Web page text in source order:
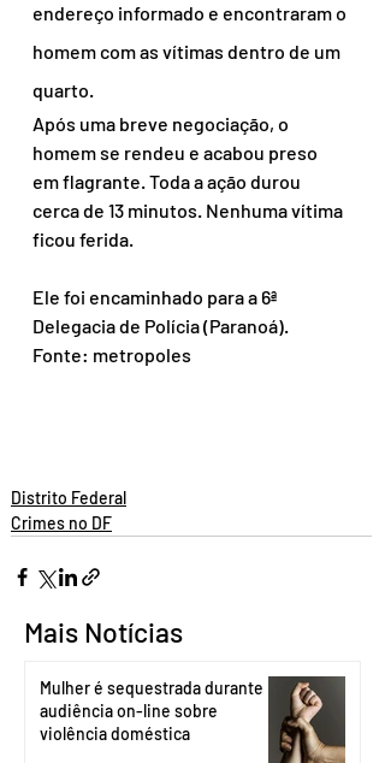
endereço informado e encontraram o
homem com as vítimas dentro de um
quarto.
Após uma breve negociação, o
homem se rendeu e acabou preso
em flagrante. Toda a ação durou
cerca de 13 minutos. Nenhuma vítima
ficou ferida.
Ele foi encaminhado para a 6ª
Delegacia de Polícia (Paranoá).
Fonte: metropoles
Distrito Federal
Crimes no DF
Mais Notícias
Mulher é sequestrada durante
audiência on-line sobre
violência doméstica